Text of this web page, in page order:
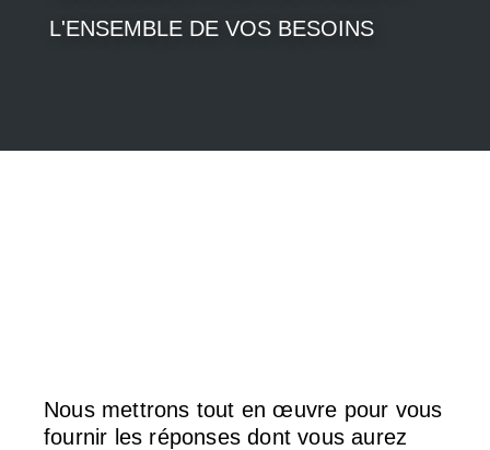
L'ENSEMBLE DE VOS BESOINS
Nous mettrons tout en œuvre pour vous
fournir les réponses dont vous aurez